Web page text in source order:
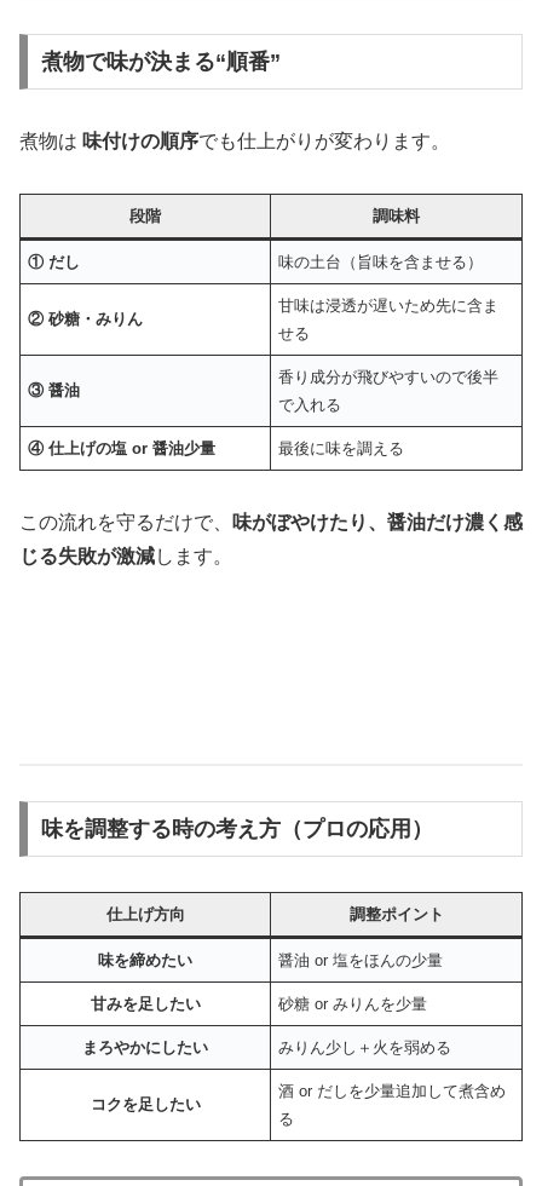
煮物で味が決まる“順番”
煮物は 味付けの順序でも仕上がりが変わります。
段階 調味料
① だし 味の土台（旨味を含ませる）
② 砂糖・みりん
甘味は浸透が遅いため先に含ま
せる
③ 醤油
香り成分が飛びやすいので後半
で入れる
④ 仕上げの塩 or 醤油少量 最後に味を調える
この流れを守るだけで、
味がぼやけたり、醤油だけ濃く感
じる失敗が激減します。
味を調整する時の考え方（プロの応用）
仕上げ方向 調整ポイント
味を締めたい 醤油 or 塩をほんの少量
甘みを足したい 砂糖 or みりんを少量
まろやかにしたい みりん少し＋火を弱める
コクを足したい
酒 or だしを少量追加して煮含め
る